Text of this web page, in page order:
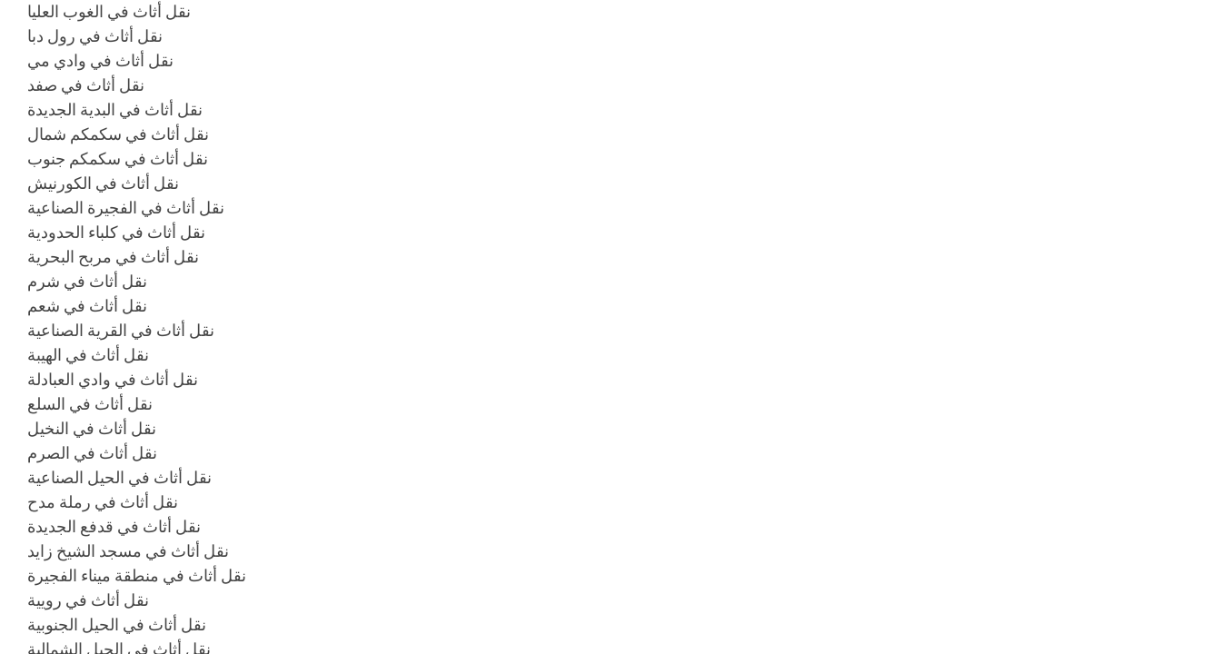
نقل أثاث في الغوب العليا
نقل أثاث في رول دبا
نقل أثاث في وادي مي
نقل أثاث في صفد
نقل أثاث في البدية الجديدة
نقل أثاث في سكمكم شمال
نقل أثاث في سكمكم جنوب
نقل أثاث في الكورنيش
نقل أثاث في الفجيرة الصناعية
نقل أثاث في كلباء الحدودية
نقل أثاث في مربح البحرية
نقل أثاث في شرم
نقل أثاث في شعم
نقل أثاث في القرية الصناعية
نقل أثاث في الهيبة
نقل أثاث في وادي العبادلة
نقل أثاث في السلع
نقل أثاث في النخيل
نقل أثاث في الصرم
نقل أثاث في الحيل الصناعية
نقل أثاث في رملة مدح
نقل أثاث في قدفع الجديدة
نقل أثاث في مسجد الشيخ زايد
نقل أثاث في منطقة ميناء الفجيرة
نقل أثاث في رويية
نقل أثاث في الحيل الجنوبية
نقل أثاث في الحيل الشمالية